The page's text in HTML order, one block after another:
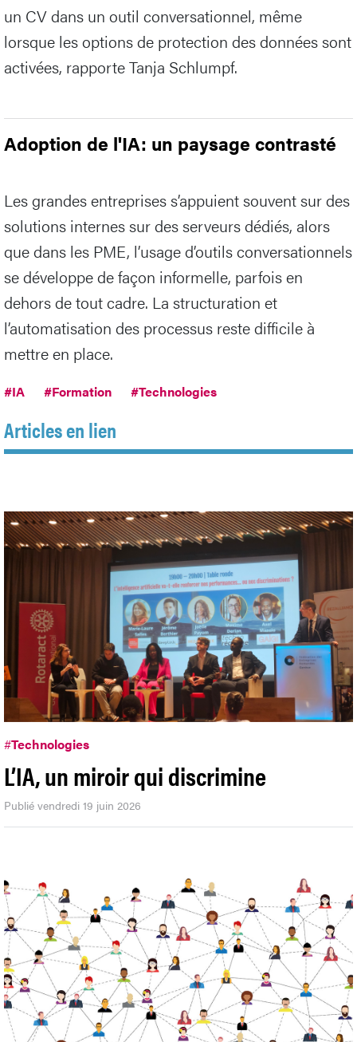
un CV dans un outil conversationnel, même
lorsque les options de protection des données sont
activées, rapporte Tanja Schlumpf.
Adoption de l'IA: un paysage contrasté
Les grandes entreprises s’appuient souvent sur des
solutions internes sur des serveurs dédiés, alors
que dans les PME, l’usage d’outils conversationnels
se développe de façon informelle, parfois en
dehors de tout cadre. La structuration et
l’automatisation des processus reste difficile à
mettre en place.
#IA #Formation #Technologies
Articles en lien
#Technologies
L’IA, un miroir qui discrimine
Publié vendredi 19 juin 2026